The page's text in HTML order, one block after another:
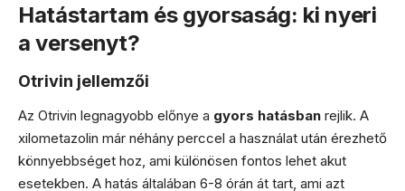
Hatástartam és gyorsaság: ki nyeri
a versenyt?
Otrivin jellemzői
Az Otrivin legnagyobb előnye a gyors hatásban rejlik. A
xilometazolin már néhány perccel a használat után érezhető
könnyebbséget hoz, ami különösen fontos lehet akut
esetekben. A hatás általában 6-8 órán át tart, ami azt